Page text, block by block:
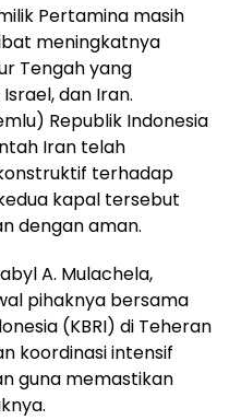
Pertamina masih
meningkatnya
Tengah yang
dan Iran.
Republik Indonesia
Iran telah
terhadap
kapal tersebut
dengan aman.
A. Mulachela,
pihaknya bersama
(KBRI) di Teheran
koordinasi intensif
guna memastikan